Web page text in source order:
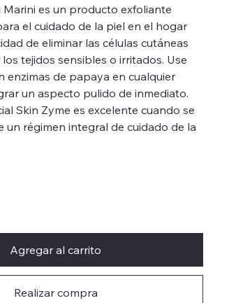
es un producto exfoliante
el cuidado de la piel en el hogar
de eliminar las células cutáneas
tejidos sensibles o irritados. Use
enzimas de papaya en cualquier
un aspecto pulido de inmediato.
Skin Zyme es excelente cuando se
un régimen integral de cuidado de la
Agregar al carrito
Realizar compra